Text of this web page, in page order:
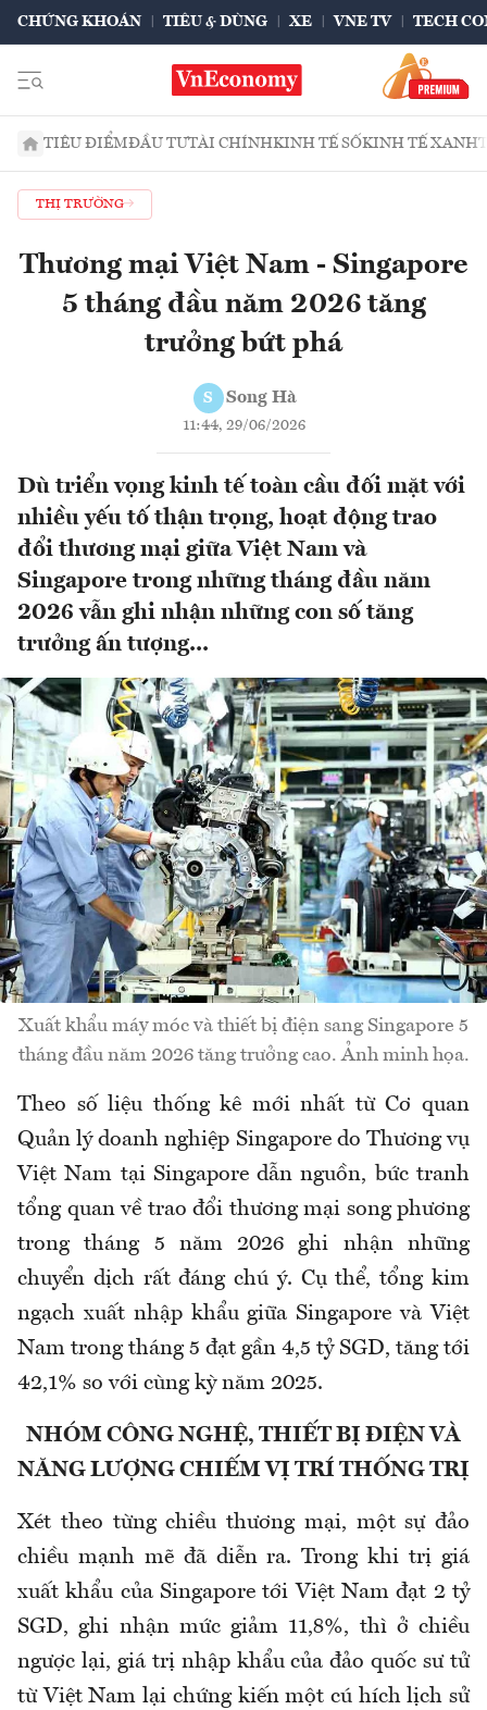
CHỨNG KHOÁN TIÊU & DÙNG XE VNE TV TECH
TIÊU ĐIỂMĐẦU TƯTÀI CHÍNHKINH TẾ SỐKINH TẾ XANH
THỊ TRƯỜNG
Thương mại Việt Nam - Singapore
5 tháng đầu năm 2026 tăng
trưởng bứt phá
S Song Hà
11:44, 29/06/2026
Dù triển vọng kinh tế toàn cầu đối mặt với
nhiều yếu tố thận trọng, hoạt động trao
đổi thương mại giữa Việt Nam và
Singapore trong những tháng đầu năm
2026 vẫn ghi nhận những con số tăng
trưởng ấn tượng...
Xuất khẩu máy móc và thiết bị điện sang Singapore 5
tháng đầu năm 2026 tăng trưởng cao. Ảnh minh họa.
Theo số liệu thống kê mới nhất từ Cơ quan
Quản lý doanh nghiệp Singapore do Thương vụ
Việt Nam tại Singapore dẫn nguồn, bức tranh
tổng quan về trao đổi thương mại song phương
trong tháng 5 năm 2026 ghi nhận những
chuyển dịch rất đáng chú ý. Cụ thể, tổng kim
ngạch xuất nhập khẩu giữa Singapore và Việt
Nam trong tháng 5 đạt gần 4,5 tỷ SGD, tăng tới
42,1% so với cùng kỳ năm 2025.
NHÓM CÔNG NGHỆ, THIẾT BỊ ĐIỆN VÀ
NĂNG LƯỢNG CHIẾM VỊ TRÍ THỐNG TRỊ
Xét theo từng chiều thương mại, một sự đảo
chiều mạnh mẽ đã diễn ra. Trong khi trị giá
xuất khẩu của Singapore tới Việt Nam đạt 2 tỷ
SGD, ghi nhận mức giảm 11,8%, thì ở chiều
ngược lại, giá trị nhập khẩu của đảo quốc sư tử
từ Việt Nam lại chứng kiến một cú hích lịch sử